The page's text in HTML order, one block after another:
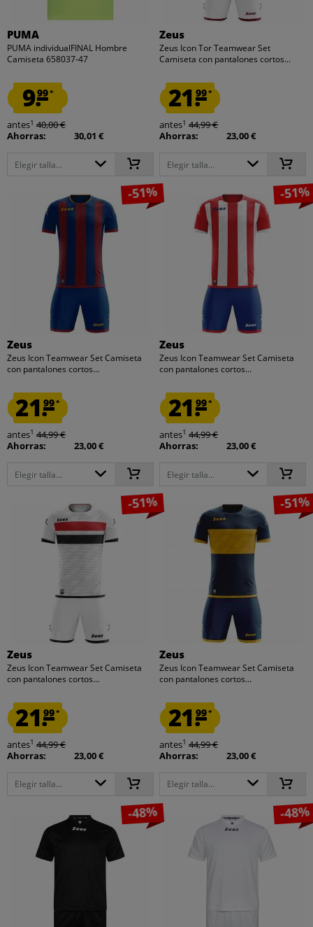
PUMA
PUMA individualFINAL Hombre
Camiseta 658037-47
9.99*
antes1 40,00 €
Ahorras:
30,01 €
Elegir talla...
Zeus
Zeus Icon Tor Teamwear Set
Camiseta con pantalones cortos...
21.99*
antes1 44,99 €
Ahorras:
23,00 €
Elegir talla...
-51%
Zeus
Zeus Icon Teamwear Set Camiseta
con pantalones cortos...
21.99*
antes1 44,99 €
Ahorras:
23,00 €
Elegir talla...
-51%
Zeus
Zeus Icon Teamwear Set Camiseta
con pantalones cortos...
21.99*
antes1 44,99 €
Ahorras:
23,00 €
Elegir talla...
-51%
Zeus
Zeus Icon Teamwear Set Camiseta
con pantalones cortos...
21.99*
antes1 44,99 €
Ahorras:
23,00 €
Elegir talla...
-51%
Zeus
Zeus Icon Teamwear Set Camiseta
con pantalones cortos...
21.99*
antes1 44,99 €
Ahorras:
23,00 €
Elegir talla...
-48% -48%